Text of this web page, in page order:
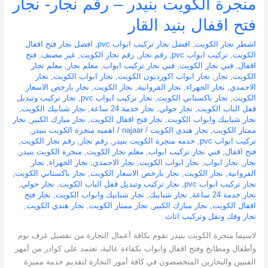
منجرة الكويت بنيدر – رقم نجار- نجار
فتح اقفال بنيد القار
اشطر نجار الكويت, افضل نجار تركيب ابواب pvc , افضل نجار فتح اقفال
الكويت, تركيب ابواب pvc , رقم نجار رقم نجار الكويت, غير مصنف, فتح
اقفال فني نجار الكويت, فني نجار تركيب ابواب, معلم نجار
معلم نجار
الكويت, نجار نجار ابواب اكورديون الكويت, نجار ابواب الكويت, نجار
الاحمدي
نجار الجهراء نجار الفروانية نجار الكويت, نجار بارخص الاسعار
الكويت, نجار باكستاني الكويت, نجار تركيب ابواب pvc , نجار تركيب وتبديل
قفل الباب الكويت, نجار حولي نجار خدمة 24 ساعة نجار شبابيك الكويت,
نجار شبابيك وابواب الكويت, نجار فتح اقفال الكويت, نجار مبارك الكبير
نجار
ممتاز الكويت, نجار هندي الكويت/
najaar
/ اهميه منجرة الكويت بنيدر
تركيب ابواب pvc
, خدمه منجرة الكويت بنيدر رقم نجار رقم نجار الكويت,
فتح اقفال فني نجار تركيب ابواب, معلم نجار الكويت, منجرة الكويت بنيدر
نجار
نجار ابواب, نجار ابواب الكويت, نجار الاحمدي نجار الجهراء
نجار
الفروانية
نجار الكويت, نجار بارخص الاسعار الكويت, نجار باكستاني الكويت,
نجار تركيب ابواب pvc
, نجار تركيب وتبديل قفل الباب الكويت, نجار حولي
نجار خدمة 24 ساعة
نجار شبابيك نجار شبابيك وابواب الكويت, نجار فتح
اقفال الكويت, نجار مبارك الكبير نجار ممتاز الكويت, نجار هندي الكويت,
نجار وفك ونقل وتركيب اثاث
لاسيما منجرة الكويت بنيدر تقوم بكافة أعمال النجارة من تفصيل غرف نوم
وأطفال ومطابخ وفتح اقفال وابواب بكفاءة عالية، تعتمد على كوادر من أمهر
الفنيين والنجارين المتخصصون في كافة أمور النجارة لتقديم خدمة مميزة